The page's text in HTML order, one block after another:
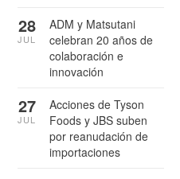
ADM y Matsutani
celebran 20 años de
colaboración e
innovación
28
JUL
Acciones de Tyson
Foods y JBS suben
por reanudación de
importaciones
27
JUL